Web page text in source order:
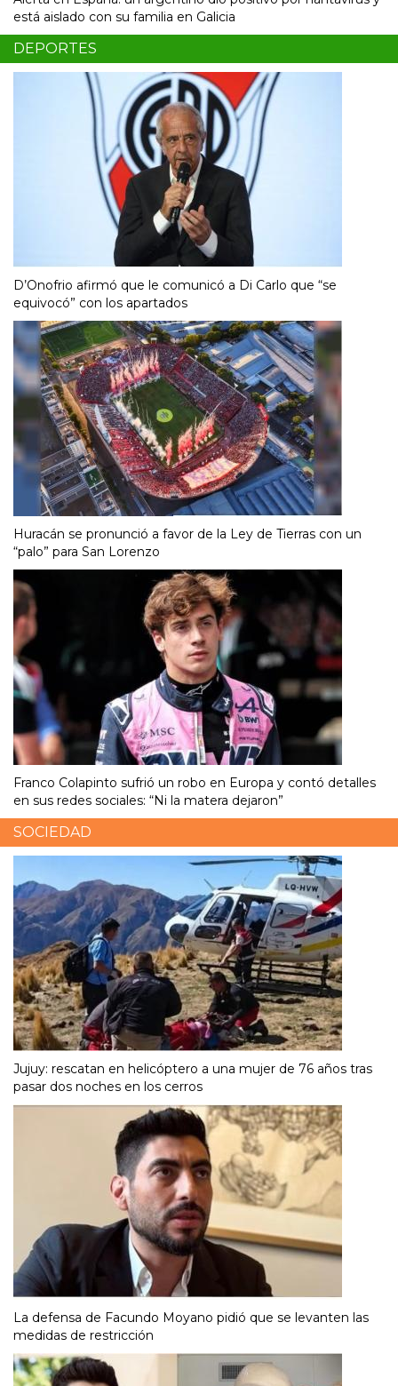
está aislado con su familia en Galicia
DEPORTES
D’Onofrio afirmó que le comunicó a Di Carlo que “se
equivocó” con los apartados
Huracán se pronunció a favor de la Ley de Tierras con un
“palo” para San Lorenzo
Franco Colapinto sufrió un robo en Europa y contó detalles
en sus redes sociales: “Ni la matera dejaron”
SOCIEDAD
Jujuy: rescatan en helicóptero a una mujer de 76 años tras
pasar dos noches en los cerros
La defensa de Facundo Moyano pidió que se levanten las
medidas de restricción